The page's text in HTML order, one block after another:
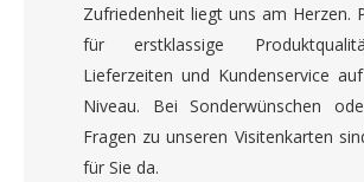
Zufriedenheit liegt uns am Herzen.
für erstklassige
Lieferzeiten und Kundenservice
Niveau. Bei Sonderwünschen
Fragen zu unseren Visitenkarten
für Sie da.